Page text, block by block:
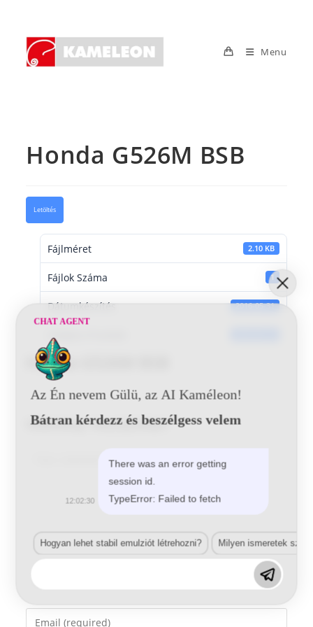
content
Menu
Honda G526M BSB
Letöltés
Fájlméret 2.10 KB
Fájlok Száma 1
Dátumkészítés 2016-05-31
Utoljára frissített
Honda G526M BSB
Vélemény, hozzászólás?
your
name
Enter
CHAT AGENT
Az Én nevem Gülü, az AI Kaméleon!
Bátran kérdezz és beszélgess velem
There was an error getting
session id.
TypeError: Failed to fetch
12:02:30
Hogyan lehet stabil emulziót létrehozni? Milyen ismeretek